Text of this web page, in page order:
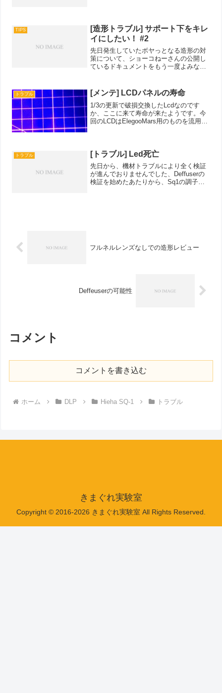
なぁ
TIPS
[造形トラブル] サポート下をキレ
イにしたい！ #2
先日発生していたボヤっとなる造形の対
策について、ショーコねーさんの公開し
ているドキュメントをもう一度よみなお
た。初心者向け設定開設にもある通り、
普段あまり気にしていない...
トラブル [メンテ] LCDパネルの寿命
1/3の更新で破損交換したLcdなのです
か、ここに来て寿命が来たようです。今
回のLCDはElegooMars用のものを流用し
ちの環...
トラブル [トラブル] Led死亡
先日から、機材トラブルにより全く検証
が進んでおりませんでした、Deffuserの
検証を始めたあたりから、Sq1の調子が
フルネルレンズなしでの造形レビュー
Deffeuserの可能性
コメント
コメントを書き込む
ホーム DLP Hieha SQ-1 トラブル
きまぐれ実験室
Copyright © 2016-2026 きまぐれ実験室 All Rights Reserved.